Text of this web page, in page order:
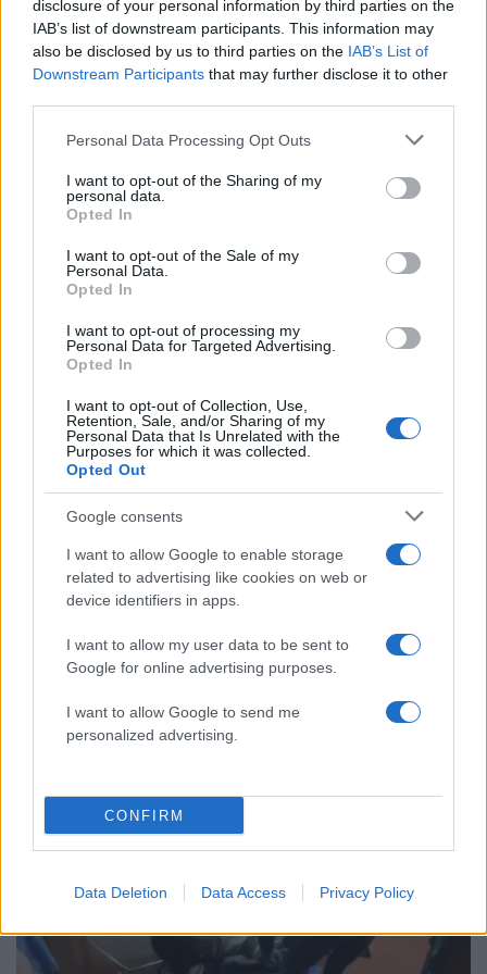
disclosure of your personal information by third parties on the
IAB’s list of downstream participants. This information may
also be disclosed by us to third parties on the IAB’s List of
Downstream Participants that may further disclose it to other
Please note that this website/app uses one or more Google
not limited to your visit or usage behaviour. You may click to
grant or deny consent to Google and its third-party tags to
use your data for below specified purposes in below Google
consent section.
Personal Data Processing Opt Outs
I want to opt-out of the Sharing of my
personal data.
Opted In
I want to opt-out of the Sale of my
Personal Data.
Opted In
I want to opt-out of processing my
Personal Data for Targeted Advertising.
Opted In
I want to opt-out of Collection, Use,
Retention, Sale, and/or Sharing of my
Personal Data that Is Unrelated with the
Purposes for which it was collected.
Opted Out
Google consents
I want to allow Google to enable storage
related to advertising like cookies on web or
device identifiers in apps.
I want to allow my user data to be sent to
Google for online advertising purposes.
I want to allow Google to send me
personalized advertising.
CONFIRM
Data Deletion Data Access Privacy Policy
ψυχολόγοι για τους μαθητές που μπορεί να
χρειάζονται υποστήριξη, ανέφερε η τοπική
διεύθυνση εκπαίδευσης.
Το 2016, φορτηγό είχε πέσει πάνω σε
αποτέλεσμα 12 άνθρωποι να χάσουν τη ζωή
τους. Την ευθύνη ανέλαβε το Ισλαμικό Κράτος.
Νωρίτερα την ίδια χρονιά, φορτηγό έπεσε πάνω
σε πλήθος κόσμου στην Προμενάντ ντεζ Ανγκλέ
ευθύνη ανέλαβε επίσης το ΙΚ.
Η τραγωδία στη Γουόκεσα καταγράφηκε στο
τέλος μιας εβδομάδας που σημαδεύτηκε από
ένταση στο Ουισκόνσιν, όπου ο νεαρός
ακροδεξιός Κάιλ Ρίτενχαους απαλλάχθηκε στη
δίκη του για τους φόνους δύο ανδρών εν μέσω
ταραχών κατά τη διάρκεια διαδηλώσεων
εναντίον της αστυνομικής βίας στην Κενόσα,
μόλις 80 χιλιόμετρα μακριά.